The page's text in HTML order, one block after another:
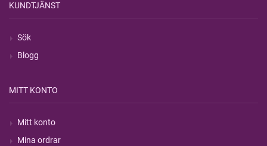
KUNDTJÄNST
Sök
Blogg
MITT KONTO
Mitt konto
Mina ordrar